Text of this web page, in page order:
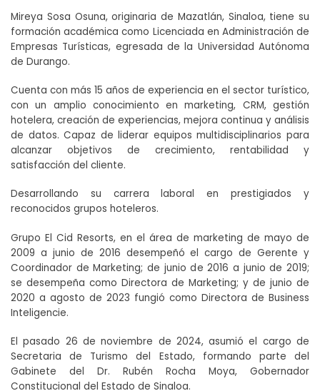
Mireya Sosa Osuna, originaria de Mazatlán, Sinaloa, tiene su
formación académica como Licenciada en Administración de
Empresas Turísticas, egresada de la Universidad Autónoma
de Durango.
Cuenta con más 15 años de experiencia en el sector turístico,
con un amplio conocimiento en marketing, CRM, gestión
hotelera, creación de experiencias, mejora continua y análisis
de datos. Capaz de liderar equipos multidisciplinarios para
alcanzar objetivos de crecimiento, rentabilidad y
satisfacción del cliente.
Desarrollando su carrera laboral en prestigiados y
reconocidos grupos hoteleros.
Grupo El Cid Resorts, en el área de marketing de mayo de
2009 a junio de 2016 desempeñó el cargo de Gerente y
Coordinador de Marketing; de junio de 2016 a junio de 2019;
se desempeña como Directora de Marketing; y de junio de
2020 a agosto de 2023 fungió como Directora de Business
Inteligencie.
El pasado 26 de noviembre de 2024, asumió el cargo de
Secretaria de Turismo del Estado, formando parte del
Gabinete del Dr. Rubén Rocha Moya, Gobernador
Constitucional del Estado de Sinaloa.